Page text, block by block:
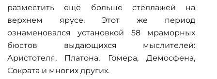
разместить ещё больше стеллажей на
верхнем ярусе. Этот же период
ознаменовался установкой 58 мраморных
бюстов выдающихся мыслителей:
Аристотеля, Платона, Гомера, Демосфена,
Сократа и многих других.